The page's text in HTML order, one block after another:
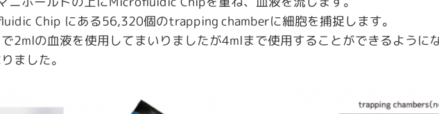
Chip にある56,320個のtrapping chamberに細胞を捕捉します。
2mlの血液を使用してまいりましたが4mlまで使用することができるように
ました。